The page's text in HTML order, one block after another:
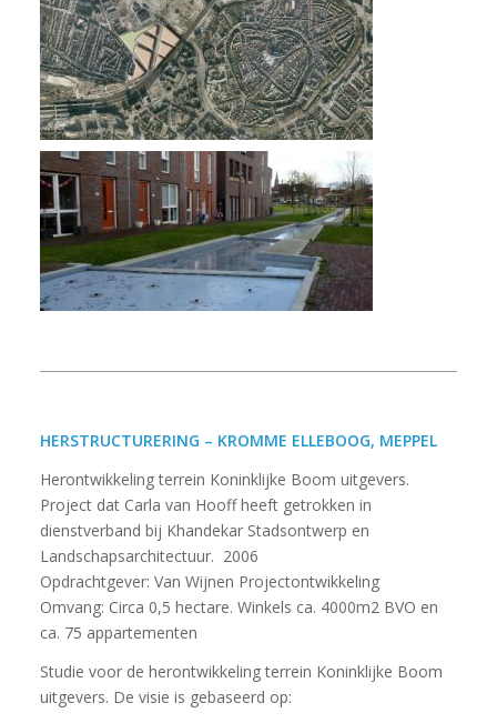
HERSTRUCTURERING – KROMME ELLEBOOG, MEPPEL
Herontwikkeling terrein Koninklijke Boom uitgevers.
Project dat Carla van Hooff heeft getrokken in
dienstverband bij Khandekar Stadsontwerp en
Landschapsarchitectuur. 2006
Opdrachtgever: Van Wijnen Projectontwikkeling
Omvang: Circa 0,5 hectare. Winkels ca. 4000m2 BVO en
ca. 75 appartementen
Studie voor de herontwikkeling terrein Koninklijke Boom
uitgevers. De visie is gebaseerd op: